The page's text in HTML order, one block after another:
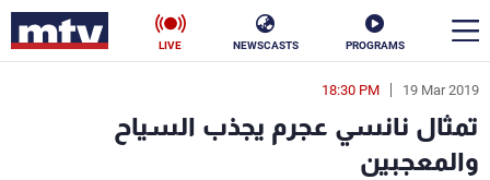
PROGRAMS
NEWSCASTS
LIVE
19 Mar 2019
18:30 PM
تمثال نانسي عجرم يجذب السياح
والمعجبين
en
الأخبار